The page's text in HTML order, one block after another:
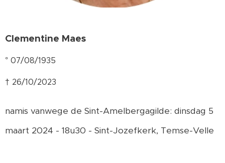
Clementine Maes
° 07/08/1935
† 26/10/2023
namis vanwege de Sint-Amelbergagilde: dinsdag 5
maart 2024 - 18u30 - Sint-Jozefkerk, Temse-Velle